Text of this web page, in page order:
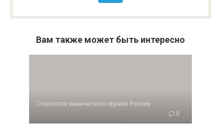
Вам также может быть интересно
Опасности химического оружия России
0